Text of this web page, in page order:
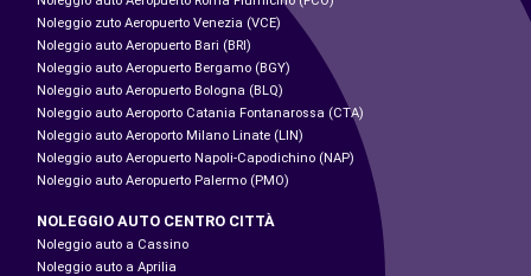
Noleggio zuto Aeropuerto Venezia (VCE)
Noleggio auto Aeropuerto Bari (BRI)
Noleggio auto Aeropuerto Bergamo (BGY)
Noleggio auto Aeropuerto Bologna (BLQ)
Noleggio auto Aeroporto Catania Fontanarossa (CTA)
Noleggio auto Aeroporto Milano Linate (LIN)
Noleggio auto Aeropuerto Napoli-Capodichino (NAP)
Noleggio auto Aeropuerto Palermo (PMO)
NOLEGGIO AUTO CENTRO CITTÀ
Noleggio auto a Cassino
Noleggio auto a Aprilia